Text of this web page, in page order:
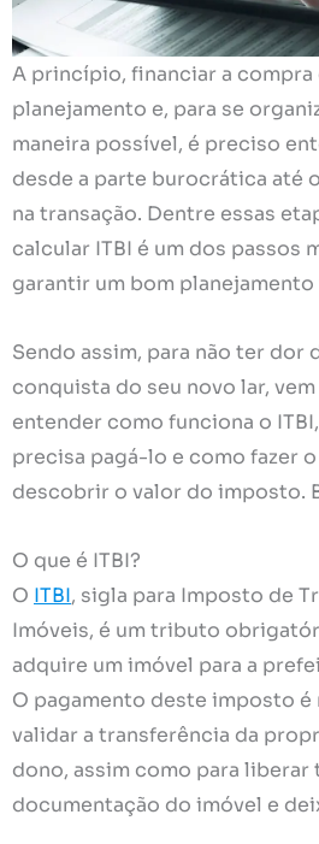
A princípio, financiar a compra
planejamento e, para se
maneira possível, é preciso
desde a parte burocrática até
na transação. Dentre essas
calcular ITBI é um dos passos
garantir um bom
Sendo assim, para não ter dor
conquista do seu novo lar,
entender como funciona o
precisa pagá-lo e como fazer
descobrir o valor do imposto.
O que é ITBI?
O ITBI, sigla para Imposto de
Imóveis, é um tributo
adquire um imóvel para a
O pagamento deste imposto é
validar a transferência da
dono, assim como para liberar
documentação do imóvel e